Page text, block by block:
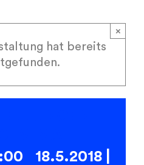
hat bereits
×
18.5.2018 |